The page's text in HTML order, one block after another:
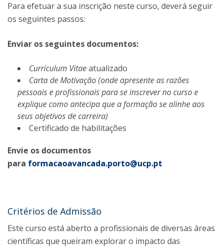
Para efetuar a sua inscrição neste curso, deverá seguir
os seguintes passos:
Enviar os seguintes documentos:
Curriculum Vitaeatualizado
Carta de Motivação (onde apresente as razões
pessoais e profissionais para se inscrever no curso e
explique como antecipa que a formação se alinhe aos
seus objetivos de carreira)
Certificado de habilitações
Envie os documentos
para formacaoavancada.porto@ucp.pt
Critérios de Admissão
Este curso está aberto a profissionais de diversas áreas
científicas que queiram explorar o impacto das